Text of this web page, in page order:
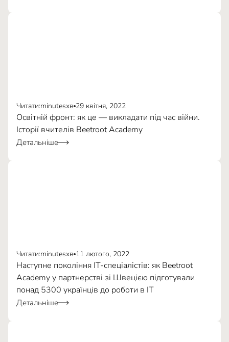
Читати:minutesхв 29 квітня, 2022
Освітній фронт: як це — викладати під час війни.
Історії вчителів Beetroot Academy
Детальніше
Читати:minutesхв 11 лютого, 2022
Наступне покоління ІТ-спеціалістів: як Beetroot
Academy у партнерстві зі Швецією підготували
понад 5300 українців до роботи в ІТ
Детальніше